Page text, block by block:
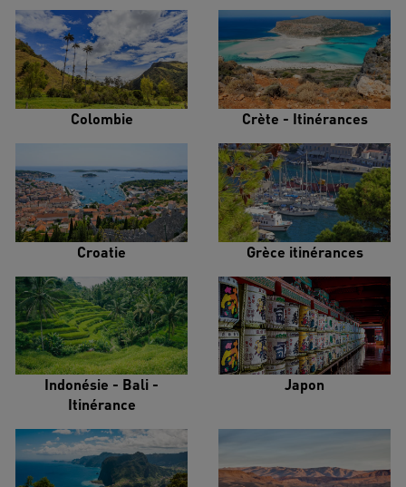
Colombie Crète - Itinérances
Croatie Grèce itinérances
Indonésie - Bali -
Itinérance
Japon